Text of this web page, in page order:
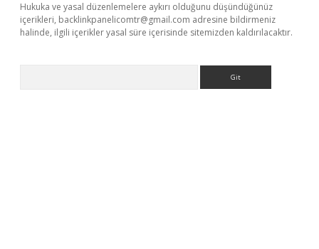
Hukuka ve yasal düzenlemelere aykırı olduğunu düşündüğünüz
içerikleri, backlinkpanelicomtr@gmail.com adresine bildirmeniz
halinde, ilgili içerikler yasal süre içerisinde sitemizden kaldırılacaktır.